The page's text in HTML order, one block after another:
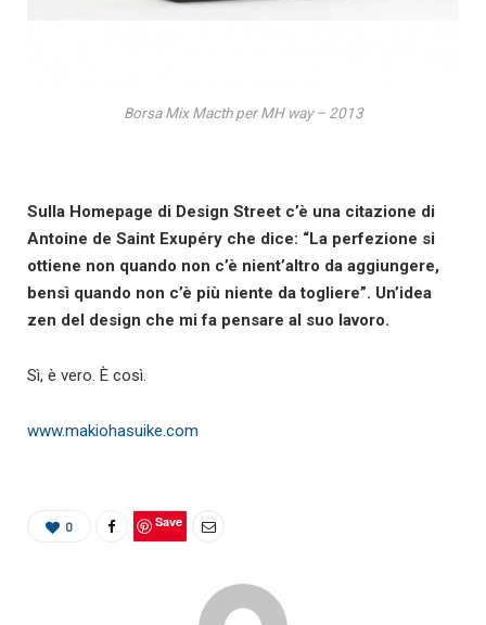
Borsa Mix Macth per MH way – 2013
Sulla Homepage di Design Street c’è una citazione di
Antoine de Saint Exupéry che dice: “La perfezione si
ottiene non quando non c’è nient’altro da aggiungere,
bensì quando non c’è più niente da togliere”. Un’idea
zen del design che mi fa pensare al suo lavoro.
Sì, è vero. È così.
www.makiohasuike.com
0 Save